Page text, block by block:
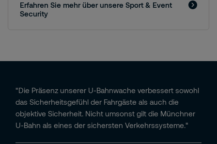
Erfahren Sie mehr über unsere Sport & Event
Security
"Die Präsenz unserer U-Bahnwache verbessert sowohl
das Sicherheitsgefühl der Fahrgäste als auch die
objektive Sicherheit. Nicht umsonst gilt die Münchner
U-Bahn als eines der sichersten Verkehrssysteme."